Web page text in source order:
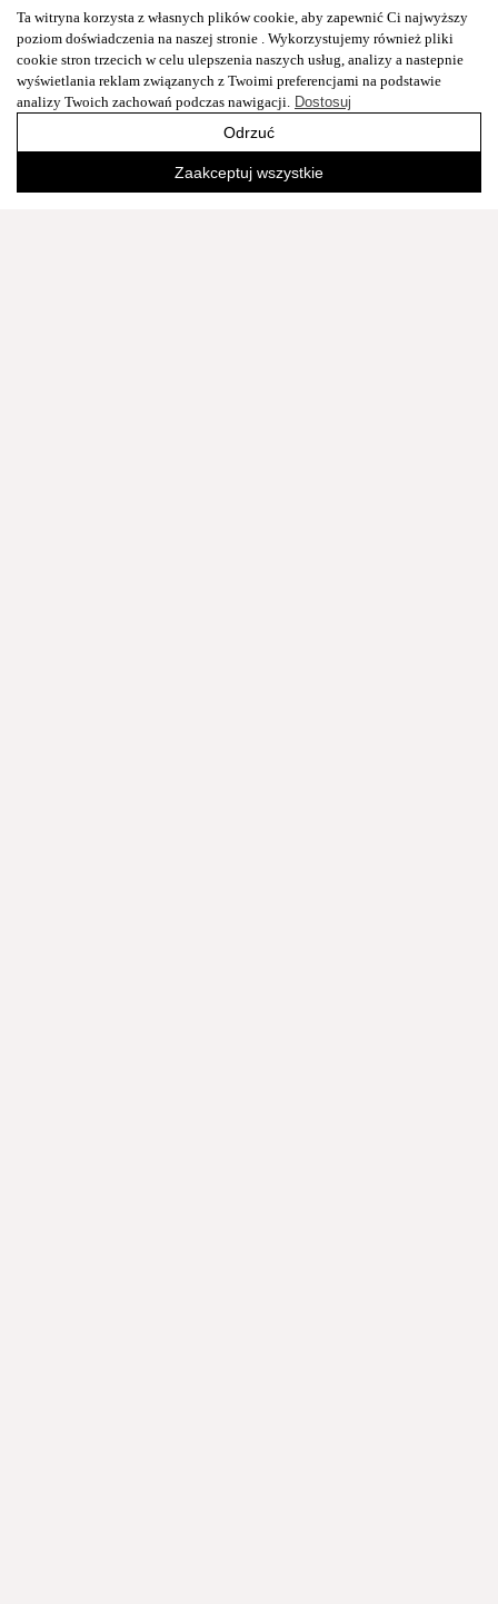
Ta witryna korzysta z własnych plików cookie, aby zapewnić Ci najwyższy
poziom doświadczenia na naszej stronie . Wykorzystujemy również pliki
cookie stron trzecich w celu ulepszenia naszych usług, analizy a nastepnie
wyświetlania reklam związanych z Twoimi preferencjami na podstawie
analizy Twoich zachowań podczas nawigacji. Dostosuj
Odrzuć
Zaakceptuj wszystkie